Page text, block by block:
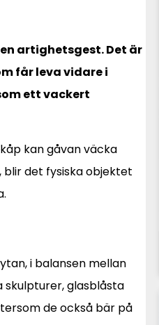
artighetsgest. Det är
får leva vidare i
ett vackert
kan gåvan väcka
det fysiska objektet
i balansen mellan
skulpturer, glasblåsta
de också bär på